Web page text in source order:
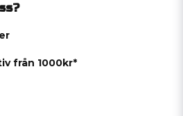
från 1000kr*